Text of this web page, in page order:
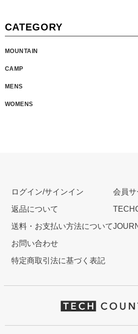
CATEGORY
MOUNTAIN
CAMP
MENS
WOMENS
ログイン/サインイン
返品について
送料・お支払い方法について
お問い合わせ
特定商取引法に基づく表記
会員サ